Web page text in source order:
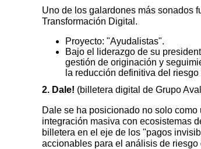
Uno de los galardones más sonados
Transformación Digital.
Proyecto: "Ayudalistas".
Bajo el liderazgo de su
gestión de originación y
la reducción definitiva del
2. Dale! (billetera digital de Grupo
Dale se ha posicionado no solo
integración masiva con ecosistemas
billetera en el eje de los "pagos
accionables para el análisis de